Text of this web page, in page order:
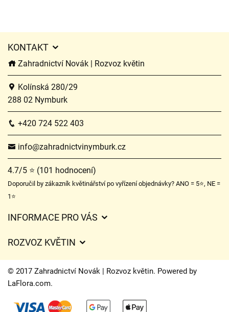
KONTAKT
Zahradnictví Novák | Rozvoz květin
Kolínská 280/29
288 02 Nymburk
+420 724 522 403
info@zahradnictvinymburk.cz
4.7/5 ⭐ (101 hodnocení)
Doporučil by zákazník květinářství po vyřízení objednávky? ANO = 5⭐, NE =
1⭐
INFORMACE PRO VÁS
Často kladené dotazy
O nás
Časy doručení květin – přehled možností
ROZVOZ KVĚTIN
Ceny za doručení
Kam doručujeme květiny
Kontakt
© 2017 Zahradnictví Novák | Rozvoz květin. Powered by
LaFlora.com.